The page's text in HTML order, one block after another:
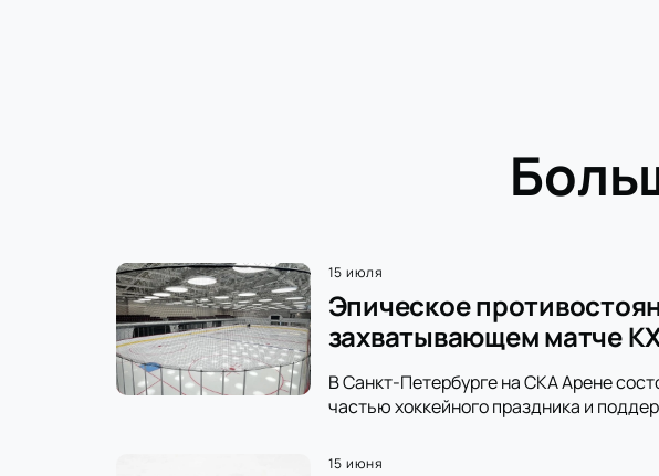
15 июля
Эпическое
захватывающем матче
В Санкт-Петербурге на СКА Арене
частью хоккейного праздника и
15 июня